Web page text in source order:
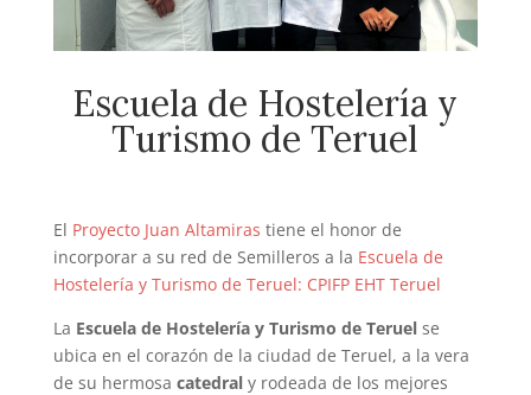
Escuela de Hostelería y
Turismo de Teruel
El Proyecto Juan Altamiras tiene el honor de
incorporar a su red de Semilleros a la Escuela de
Hostelería y Turismo de Teruel: CPIFP EHT Teruel
La Escuela de Hostelería y Turismo de Teruelse
ubica en el corazón de la ciudad de Teruel, a la vera
de su hermosa catedraly rodeada de los mejores